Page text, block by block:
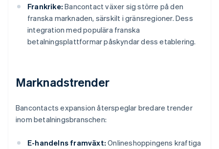
Frankrike: Bancontact växer sig större på den
franska marknaden, särskilt i gränsregioner. Dess
integration med populära franska
betalningsplattformar påskyndar dess etablering.
Marknadstrender
Bancontacts expansion återspeglar bredare trender
inom betalningsbranschen:
E-handelns framväxt: Onlineshoppingens kraftiga